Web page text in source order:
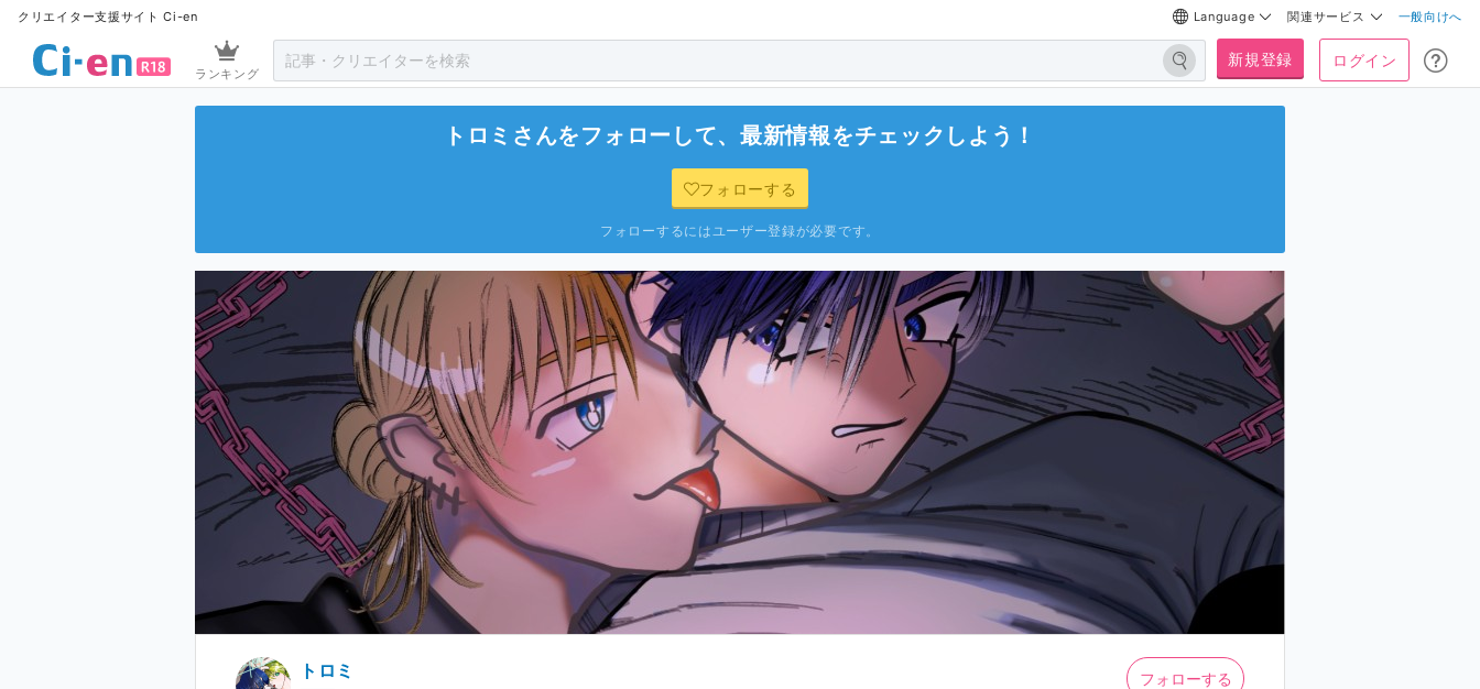
クリエイター支援サイト Ci-en Language 関連サービス 一般向けへ
ランキング
新規登録 ログイン
トロミ さんをフォローして、最新情報をチェックしよう！
フォローする
フォローするにはユーザー登録が必要です。
トロミ フォローする